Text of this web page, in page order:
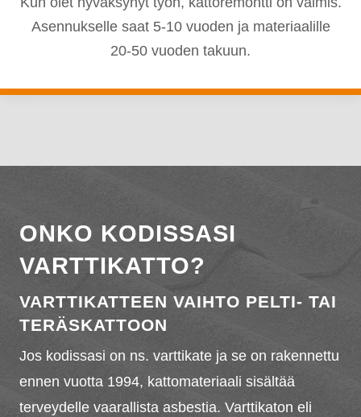
Asennukselle saat 5-10 vuoden ja materiaalille
20-50 vuoden takuun.
ONKO KODISSASI
VARTTIKATTO?
VARTTIKATTEEN VAIHTO PELTI- TAI
TERÄSKATTOON
Jos kodissasi on ns. varttikate ja se on rakennettu
ennen vuotta 1994, kattomateriaali sisältää
terveydelle vaarallista asbestia. Varttikaton eli